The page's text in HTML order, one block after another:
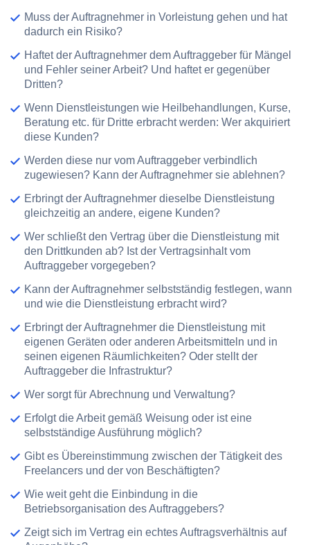
Muss der Auftragnehmer in Vorleistung gehen und hat
dadurch ein Risiko?
Haftet der Auftragnehmer dem Auftraggeber für Mängel
und Fehler seiner Arbeit? Und haftet er gegenüber
Dritten?
Wenn Dienstleistungen wie Heilbehandlungen, Kurse,
Beratung etc. für Dritte erbracht werden: Wer akquiriert
diese Kunden?
Werden diese nur vom Auftraggeber verbindlich
zugewiesen? Kann der Auftragnehmer sie ablehnen?
Erbringt der Auftragnehmer dieselbe Dienstleistung
gleichzeitig an andere, eigene Kunden?
Wer schließt den Vertrag über die Dienstleistung mit
den Drittkunden ab? Ist der Vertragsinhalt vom
Auftraggeber vorgegeben?
Kann der Auftragnehmer selbstständig festlegen, wann
und wie die Dienstleistung erbracht wird?
Erbringt der Auftragnehmer die Dienstleistung mit
eigenen Geräten oder anderen Arbeitsmitteln und in
seinen eigenen Räumlichkeiten? Oder stellt der
Auftraggeber die Infrastruktur?
Wer sorgt für Abrechnung und Verwaltung?
Erfolgt die Arbeit gemäß Weisung oder ist eine
selbstständige Ausführung möglich?
Gibt es Übereinstimmung zwischen der Tätigkeit des
Freelancers und der von Beschäftigten?
Wie weit geht die Einbindung in die
Betriebsorganisation des Auftraggebers?
Zeigt sich im Vertrag ein echtes Auftragsverhältnis auf